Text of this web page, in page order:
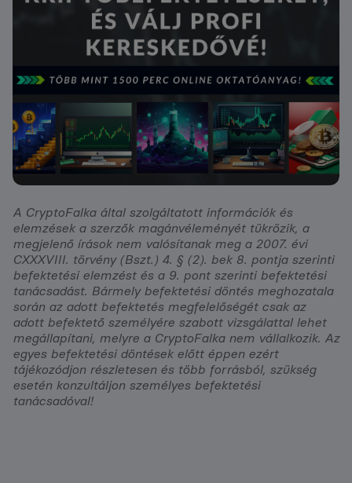
A CryptoFalka által szolgáltatott információk és
elemzések a szerzők magánvéleményét tükrözik, a
megjelenő írások nem valósítanak meg a 2007. évi
CXXXVIII. törvény (Bszt.) 4. § (2). bek 8. pontja szerinti
befektetési elemzést és a 9. pont szerinti befektetési
tanácsadást. Bármely befektetési döntés meghozatala
során az adott befektetés megfelelőségét csak az
adott befektető személyére szabott vizsgálattal lehet
megállapítani, melyre a CryptoFalka nem vállalkozik. Az
egyes befektetési döntések előtt éppen ezért
tájékozódjon részletesen és több forrásból, szükség
esetén konzultáljon személyes befektetési
tanácsadóval!